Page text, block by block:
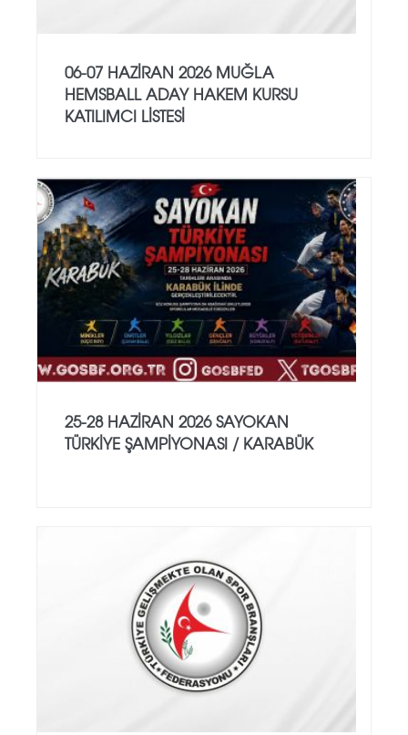
06-07 HAZİRAN 2026 MUĞLA
HEMSBALL ADAY HAKEM KURSU
KATILIMCI LİSTESİ
25-28 HAZİRAN 2026 SAYOKAN
TÜRKİYE ŞAMPİYONASI / KARABÜK